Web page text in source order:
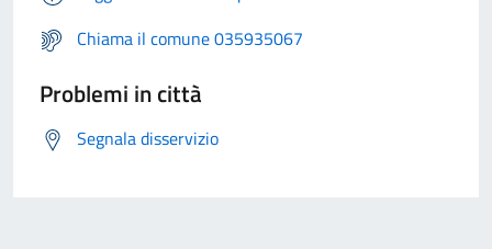
Chiama il comune 035935067
Problemi in città
Segnala disservizio